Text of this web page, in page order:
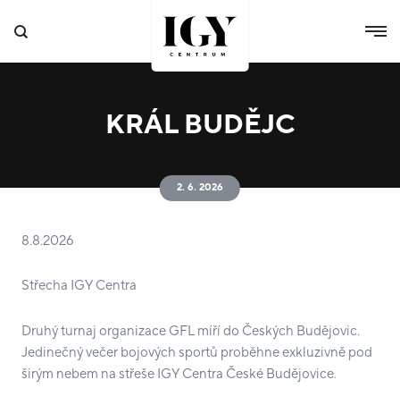
KRÁL BUDĚJC
2. 6. 2026
8.8.2026
Střecha IGY Centra
Druhý turnaj organizace GFL míří do Českých Budějovic.
Jedinečný večer bojových sportů proběhne exkluzivně pod
širým nebem na střeše IGY Centra České Budějovice.